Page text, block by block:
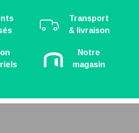
Transport
& livraison
Notre
magasin